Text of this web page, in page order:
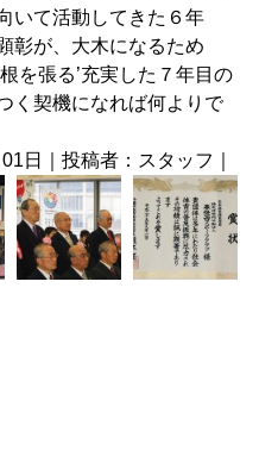
いて活動してきた６年
彰が、大木になるため
を張る’充実した７年目の
く契機になれば何よりで
日｜投稿者：スタッフ｜